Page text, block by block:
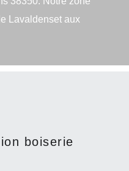
Lavaldenset aux
boiserie